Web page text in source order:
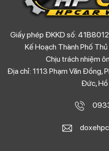
Giấy phép ĐKKD số:
Kế Hoạch Thành Phố
Chịu trách nhiệm
Địa chỉ: 1113 Phạm Văn Đồng,
Đức, Hồ